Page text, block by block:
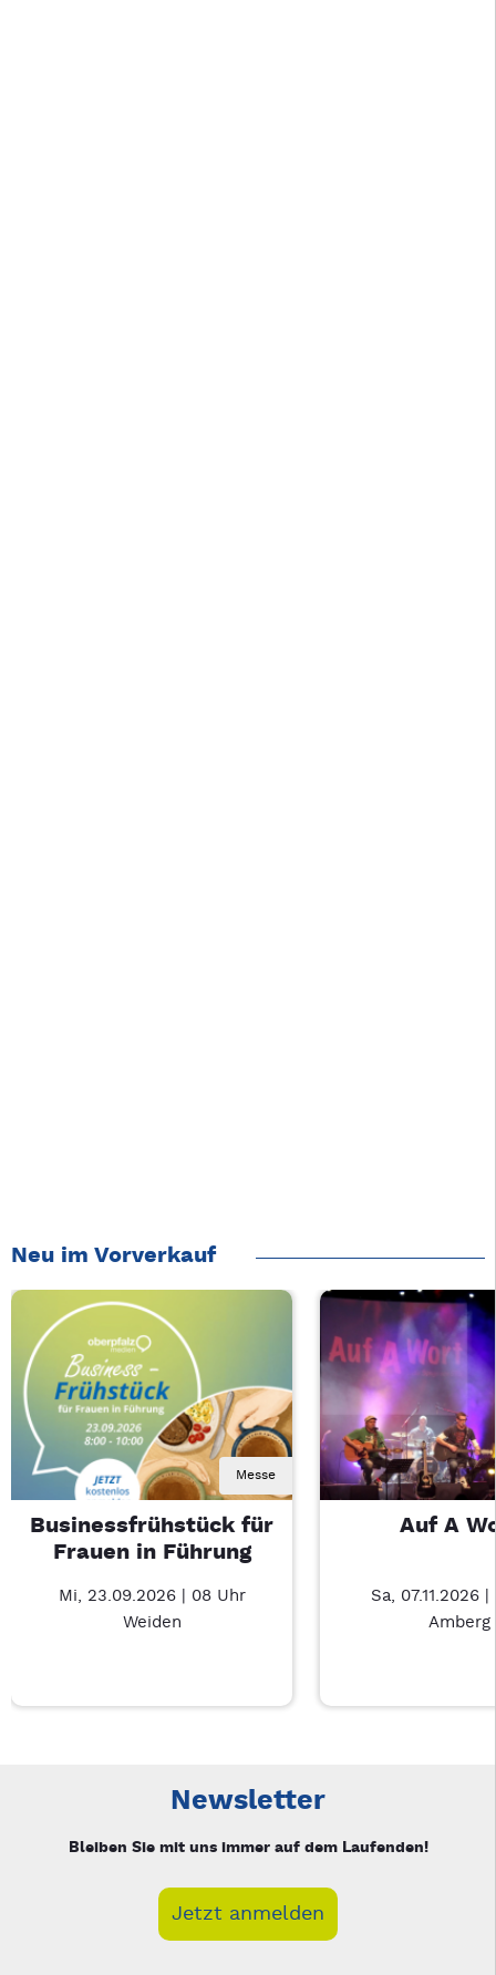
Neu im Vorverkauf
Messe
Businessfrühstück für
Frauen in Führung
Mi, 23.09.2026 | 08 Uhr
Weiden
Auf A
Sa, 07.11.2026
Amberg
Newsletter
Bleiben Sie mit uns immer auf dem Laufenden!
Jetzt anmelden